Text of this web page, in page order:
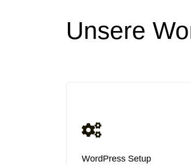
Unsere

WordPress Setup